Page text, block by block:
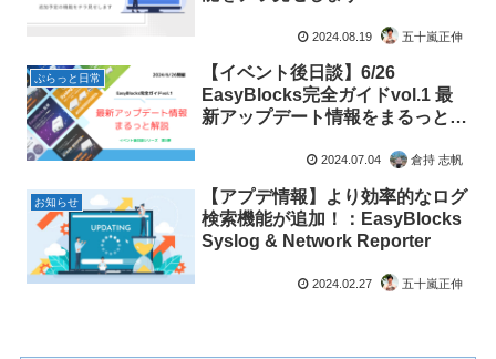
2024.08.19 五十嵐正伸
ぷらっと日常
【イベント後日談】6/26
EasyBlocks完全ガイドvol.1 最
新アップデート情報をまるっと解
2024.07.04 倉持 志帆
お知らせ
【アプデ情報】より効率的なログ
検索機能が追加！：EasyBlocks
Syslog & Network Reporter
2024.02.27 五十嵐正伸